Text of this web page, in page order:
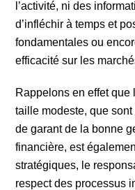
l’activité, ni des
d’infléchir à temps et
fondamentales ou
efficacité sur les
Rappelons en effet
taille modeste, que
de garant de la bonne
financière, est
stratégiques, le
respect des processus